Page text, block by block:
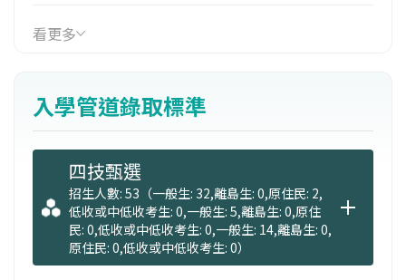
學分學程、企業流程管理契合式學分學程、客
戶經營管理契合式學分學程。
【專業培育】：落實創意構想，進行創業計
畫；了解企業活動，建構企業流程；掌握市場
需求，強化客戶經營；培育商品經營與展場規
劃之人才。
看更多
入學管道錄取標準
四技甄選
招生人數: 53（一般生: 32,離島生: 0,原住民: 2,
低收或中低收考生: 0,一般生: 5,離島生: 0,原住
民: 0,低收或中低收考生: 0,一般生: 14,離島生: 0,
原住民: 0,低收或中低收考生: 0）